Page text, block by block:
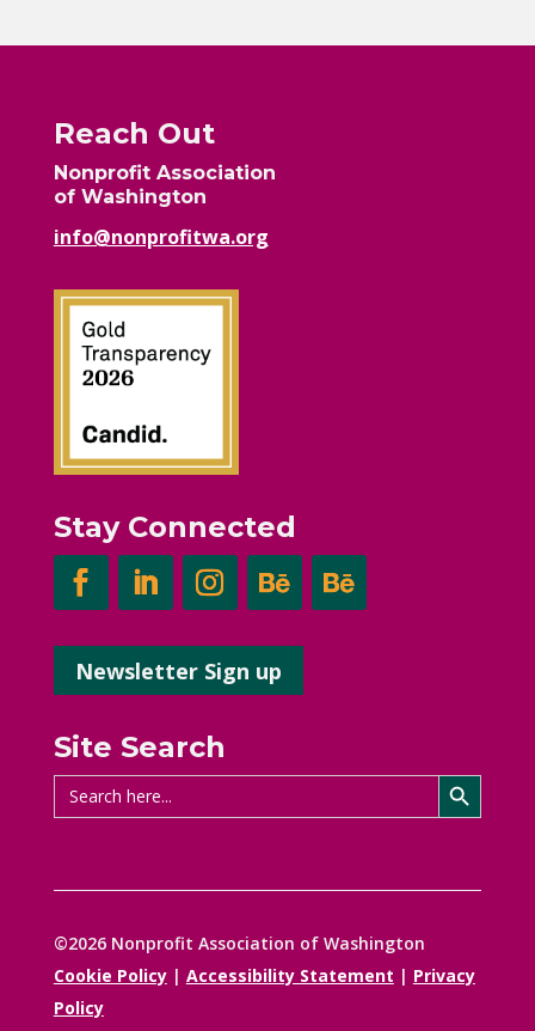
Reach Out
Nonprofit Association
of Washington
info@nonprofitwa.org
Stay Connected
Newsletter Sign up
Site Search
Search
for:
Search Button
©2026 Nonprofit Association of Washington
Cookie Policy| Accessibility Statement | Privacy
Policy